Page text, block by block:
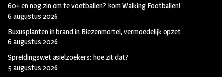
60+ en nog zin om te voetballen? Kom Walking Footballen!
6 augustus 2026
Buxusplanten in brand in Biezenmortel, vermoedelijk opzet
6 augustus 2026
Spreidingswet asielzoekers: hoe zit dat?
5 augustus 2026